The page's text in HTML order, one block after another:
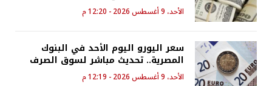
الأحد، 9 أغسطس 2026 - 12:20 م
سعر اليورو اليوم الأحد في البنوك
المصرية.. تحديث مباشر لسوق الصرف
الأحد، 9 أغسطس 2026 - 12:19 م